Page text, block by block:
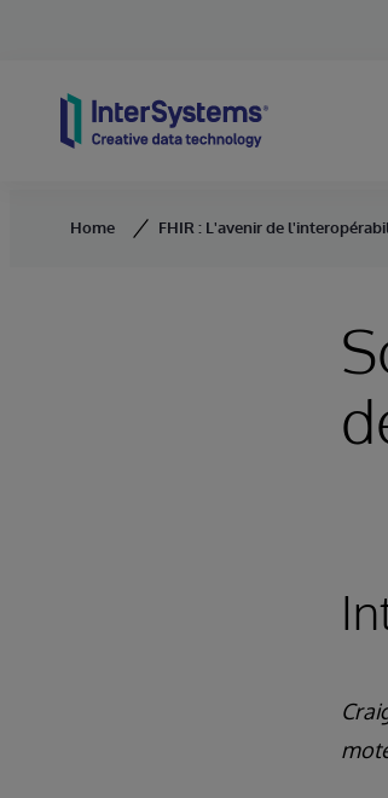
Home FHIR : L'avenir de